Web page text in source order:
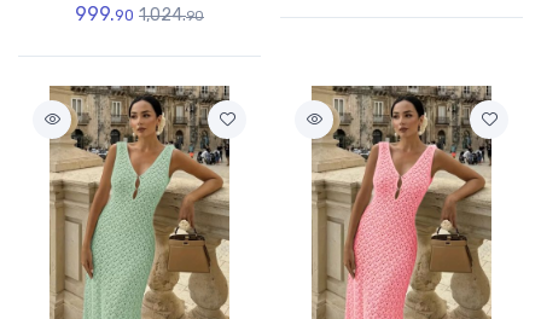
999.90 1,024.90